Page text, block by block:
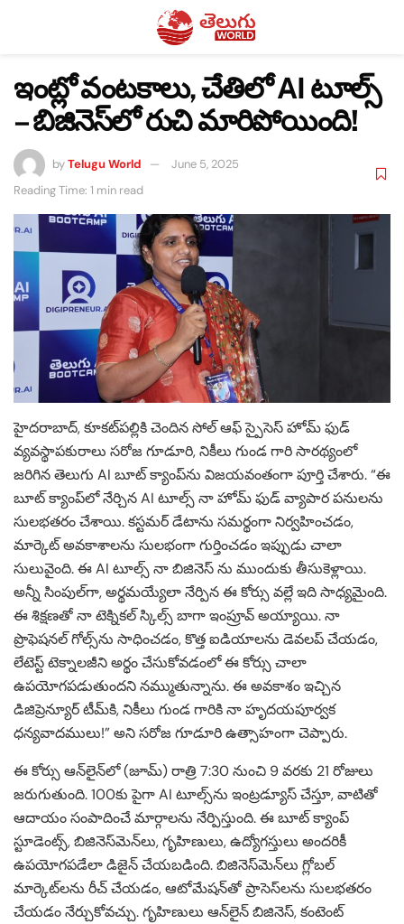
ఇంట్లో వంటకాలు, చేతిలో AI టూల్స్
– బిజినెస్‌లో రుచి మారిపోయింది!
byTelugu World
June 5, 2025
Reading Time: 1 min read
హైదరాబాద్, కూకట్‌పల్లికి చెందిన సోల్ ఆఫ్ స్పైసెస్ హోమ్ ఫుడ్
వ్యవస్థాపకురాలు సరోజ గూడూరి, నికీలు గుండ గారి సారథ్యంలో
జరిగిన తెలుగు AI బూట్ క్యాంప్‌ను విజయవంతంగా పూర్తి చేశారు. “ఈ
బూట్ క్యాంప్‌లో నేర్చిన AI టూల్స్ నా హోమ్ ఫుడ్ వ్యాపార పనులను
సులభతరం చేశాయి. కస్టమర్ డేటాను సమర్థంగా నిర్వహించడం,
మార్కెట్ అవకాశాలను సులభంగా గుర్తించడం ఇప్పుడు చాలా
సులువైంది. ఈ AI టూల్స్ నా బిజినెస్ ను ముందుకు తీసుకెళ్లాయి.
అన్నీ సింపుల్‌గా, అర్థమయ్యేలా నేర్పిన ఈ కోర్సు వల్లే ఇది సాధ్యమైంది.
ఈ శిక్షణతో నా టెక్నికల్ స్కిల్స్ బాగా ఇంప్రూవ్ అయ్యాయి. నా
ప్రొఫెషనల్ గోల్స్‌ను సాధించడం, కొత్త ఐడియాలను డెవలప్ చేయడం,
లేటెస్ట్ టెక్నాలజీని అర్థం చేసుకోవడంలో ఈ కోర్సు చాలా
ఉపయోగపడుతుందని నమ్ముతున్నాను. ఈ అవకాశం ఇచ్చిన
డిజిప్రెన్యూర్ టీమ్‌కి, నికీలు గుండ గారికి నా హృదయపూర్వక
ధన్యవాదములు!” అని సరోజ గూడూరి ఉత్సాహంగా చెప్పారు.
ఈ కోర్సు ఆన్‌లైన్‌లో (జూమ్) రాత్రి 7:30 నుంచి 9 వరకు 21 రోజులు
జరుగుతుంది. 100కు పైగా AI టూల్స్‌ను ఇంట్రడ్యూస్ చేస్తూ, వాటితో
ఆదాయం సంపాదించే మార్గాలను నేర్పిస్తుంది. ఈ బూట్ క్యాంప్
స్టూడెంట్స్, బిజినెస్‌మెన్‌లు, గృహిణులు, ఉద్యోగస్తులు అందరికీ
ఉపయోగపడేలా డిజైన్ చేయబడింది. బిజినెస్‌మెన్‌లు గ్లోబల్
మార్కెట్‌లను రీచ్ చేయడం, ఆటోమేషన్‌తో ప్రాసెస్‌లను సులభతరం
చేయడం నేర్చుకోవచ్చు. గృహిణులు ఆన్‌లైన్ బిజినెస్, కంటెంట్